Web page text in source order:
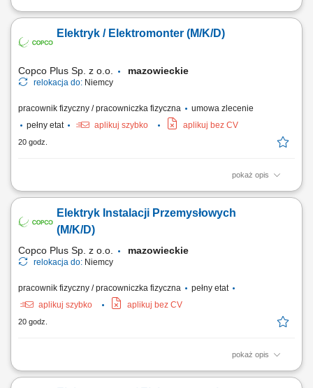
Montaż instalacji elektrycznych zgodnie z dokumentacją i
realizowanych inwestycjach. Dbanie o jakość i terminowość
wykonywanych prac. Przestrzeganie zasad bezpieczeństwa podczas
Elektryk / Elektromonter (M/K/D)
Copco Plus Sp. z o.o. mazowieckie
relokacja do: Niemcy
pracownik fizyczny / pracowniczka fizyczna
umowa zlecenie
pełny etat
aplikuj szybko aplikuj bez CV
20 godz.
pokaż opis
Obowiązki: Montaż instalacji elektrycznych w obiektach przemysłowych
elektryczne; Wymagania: Wykształcenie elektryczne lub w trakcie nauki;
Doświadczenie zawodowe na podobnym stanowisku; Uprawnienia
Elektryk Instalacji Przemysłowych
(M/K/D)
Copco Plus Sp. z o.o. mazowieckie
relokacja do: Niemcy
pracownik fizyczny / pracowniczka fizyczna
pełny etat
aplikuj szybko
aplikuj bez CV
20 godz.
pokaż opis
Obowiązki: Montaż instalacji elektrycznych w różnych typach obiektów: